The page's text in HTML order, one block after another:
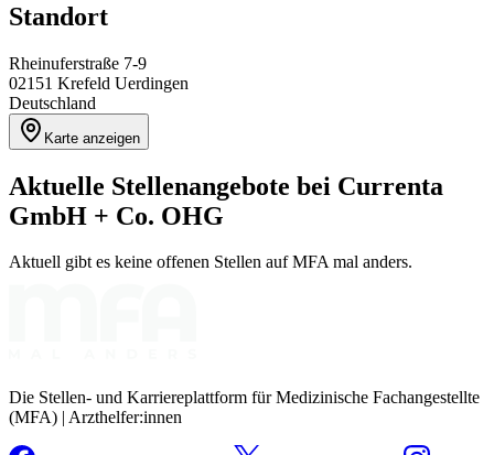
Standort
Rheinuferstraße 7-9
02151 Krefeld Uerdingen
Deutschland
Karte anzeigen
Aktuelle Stellenangebote bei Currenta
GmbH + Co. OHG
Aktuell gibt es keine offenen Stellen auf MFA mal anders.
Die Stellen- und Karriereplattform für Medizinische Fachangestellte
(MFA) | Arzthelfer:innen